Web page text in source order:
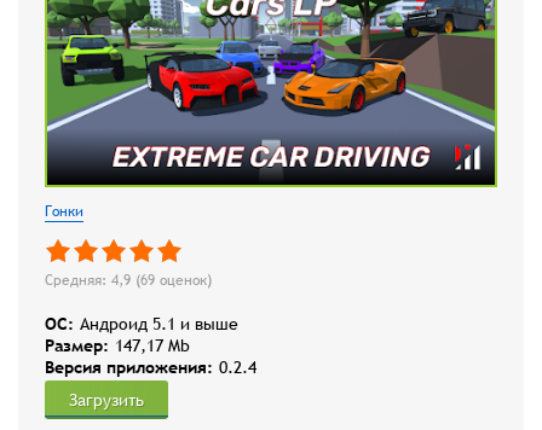
Гонки
Средняя: 4,9 (69 оценок)
OC: Андроид 5.1 и выше
Размер: 147,17 Mb
Версия приложения: 0.2.4
Загрузить